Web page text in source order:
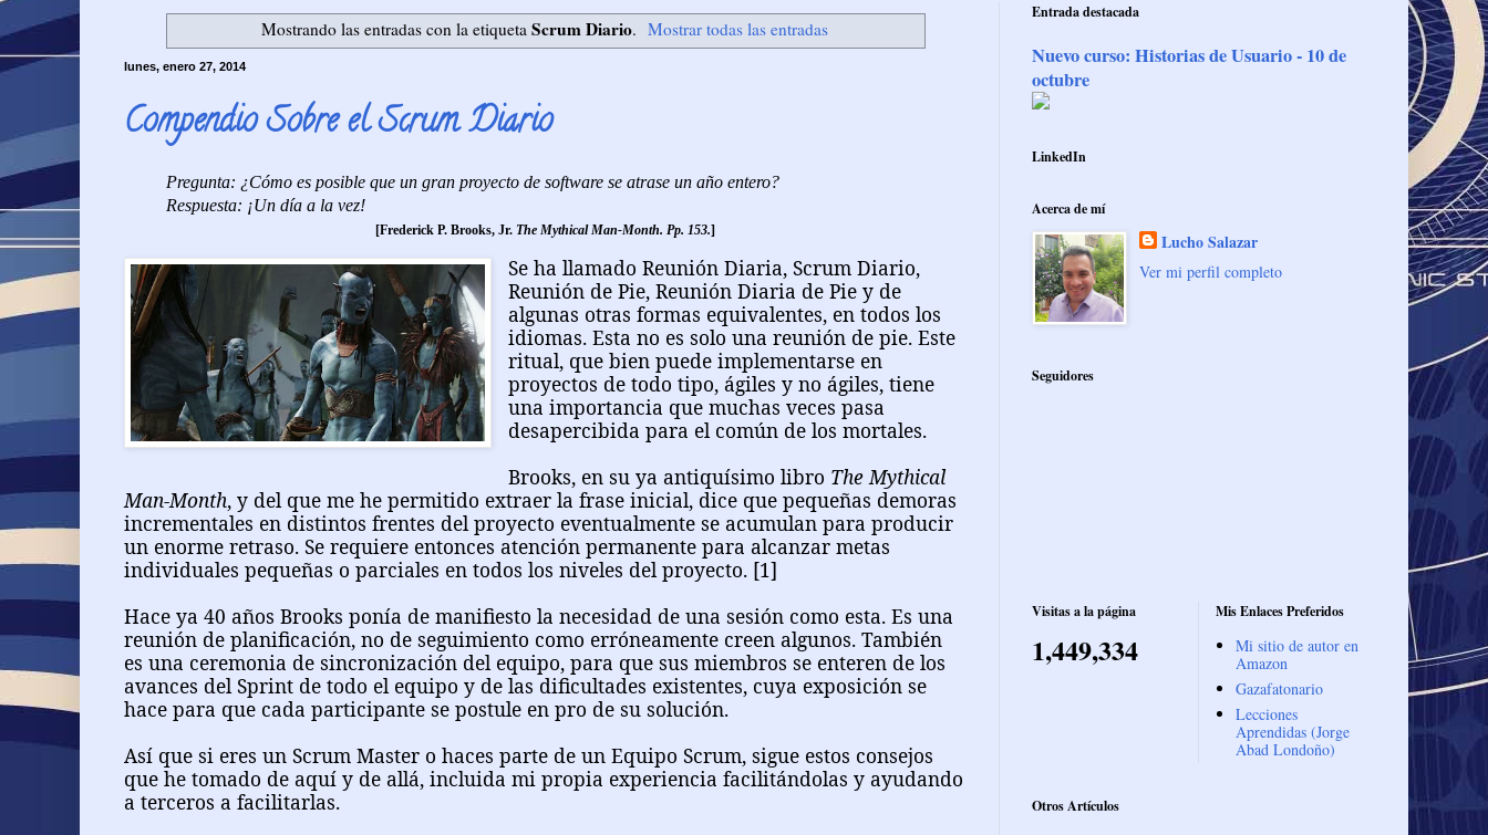
Mostrando las entradas con la etiqueta Scrum Diario. Mostrar todas las entradas
lunes, enero 27, 2014
Compendio Sobre el Scrum Diario
Pregunta: ¿Cómo es posible que un gran proyecto de software se atrase un año entero?
Respuesta: ¡Un día a la vez!
[Frederick P. Brooks, Jr. The Mythical Man-Month. Pp. 153.]
Se ha llamado Reunión Diaria, Scrum Diario,
Reunión de Pie, Reunión Diaria de Pie y de
algunas otras formas equivalentes, en todos los
idiomas. Esta no es solo una reunión de pie. Este
ritual, que bien puede implementarse en
proyectos de todo tipo, ágiles y no ágiles, tiene
una importancia que muchas veces pasa
desapercibida para el común de los mortales.
Brooks, en su ya antiquísimo libro The Mythical
Man-Month, y del que me he permitido extraer la frase inicial, dice que pequeñas demoras
incrementales en distintos frentes del proyecto eventualmente se acumulan para producir
un enorme retraso. Se requiere entonces atención permanente para alcanzar metas
individuales pequeñas o parciales en todos los niveles del proyecto. [1]
Hace ya 40 años Brooks ponía de manifiesto la necesidad de una sesión como esta. Es una
reunión de planificación, no de seguimiento como erróneamente creen algunos. También
es una ceremonia de sincronización del equipo, para que sus miembros se enteren de los
avances del Sprint de todo el equipo y de las dificultades existentes, cuya exposición se
hace para que cada participante se postule en pro de su solución.
Así que si eres un Scrum Master o haces parte de un Equipo Scrum, sigue estos consejos
que he tomado de aquí y de allá, incluida mi propia experiencia facilitándolas y ayudando
a terceros a facilitarlas.
Entrada destacada
Nuevo curso: Historias de Usuario - 10 de
octubre
LinkedIn
Acerca de mí
Lucho Salazar
Ver mi perfil completo
Seguidores
Visitas a la página
1,449,334
Mis Enlaces Preferidos
Mi sitio de autor en
Amazon
Gazafatonario
Lecciones
Aprendidas (Jorge
Abad Londoño)
Otros Artículos